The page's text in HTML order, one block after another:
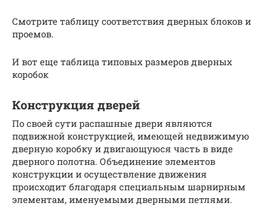
Смотрите таблицу соответствия дверных блоков и
проемов.
И вот еще таблица типовых размеров дверных
коробок
Конструкция дверей
По своей сути распашные двери являются
подвижной конструкцией, имеющей недвижимую
дверную коробку и двигающуюся часть в виде
дверного полотна. Объединение элементов
конструкции и осуществление движения
происходит благодаря специальным шарнирным
элементам, именуемыми дверными петлями.